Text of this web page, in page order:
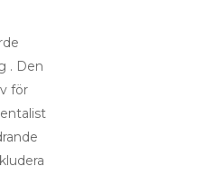
. Den
för